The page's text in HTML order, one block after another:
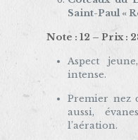
Saint-Paul «
Note : 12 – Prix :
Aspect
intense.
Premier nez
aussi,
l’aération.